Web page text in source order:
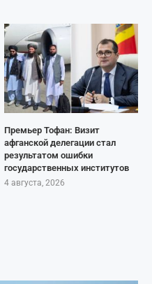
Премьер Тофан: Визит
афганской делегации стал
результатом ошибки
государственных институтов
4 августа, 2026